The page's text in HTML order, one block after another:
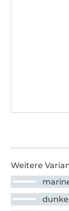
Weitere